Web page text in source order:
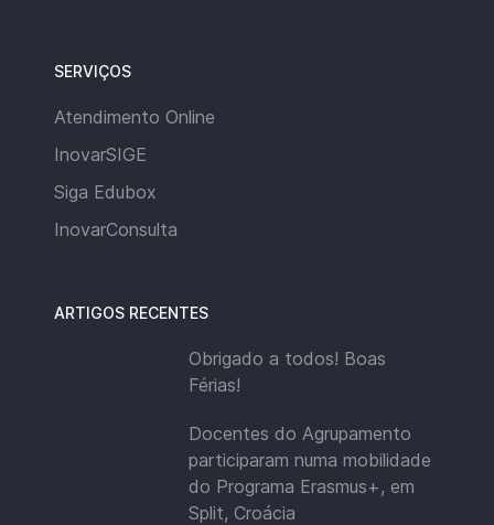
SERVIÇOS
Atendimento Online
InovarSIGE
Siga Edubox
InovarConsulta
ARTIGOS RECENTES
Obrigado a todos! Boas
Férias!
Docentes do Agrupamento
participaram numa mobilidade
do Programa Erasmus+, em
Split, Croácia